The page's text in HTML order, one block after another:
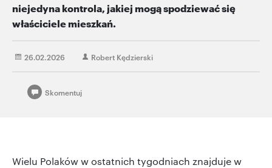
niejedyna kontrola, jakiej mogą spodziewać się
właściciele mieszkań.
26.02.2026 Robert Kędzierski
Skomentuj
Wielu Polaków w ostatnich tygodniach znajduje w